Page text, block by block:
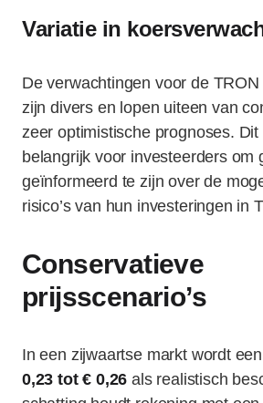
Variatie in
De verwachtingen voor de
zijn divers en lopen uiteen van
zeer optimistische prognoses. Dit
belangrijk voor investeerders om
geïnformeerd te zijn over de
risico’s van hun investeringen in
Conservatieve
prijsscenario’s
In een zijwaartse markt wordt
0,23 tot € 0,26 als realistisch